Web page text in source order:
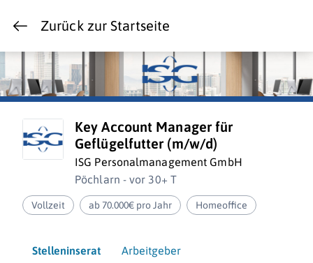
Zurück zur Startseite
Key Account Manager für
Geflügelfutter (m/w/d)
ISG Personalmanagement GmbH
Pöchlarn - vor 30+ T
Vollzeit ab 70.000€ pro Jahr Homeoffice
Stelleninserat Arbeitgeber